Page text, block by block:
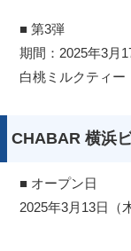
■ 第3弾
期間：2025年3月
白桃ミルクティー
CHABAR 横浜
■ オープン日
2025年3月13日（